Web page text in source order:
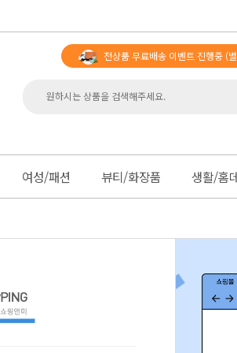
전상품 무료배송 이벤트 진행중 (
여성/패션 뷰티/화장품 생활/홈